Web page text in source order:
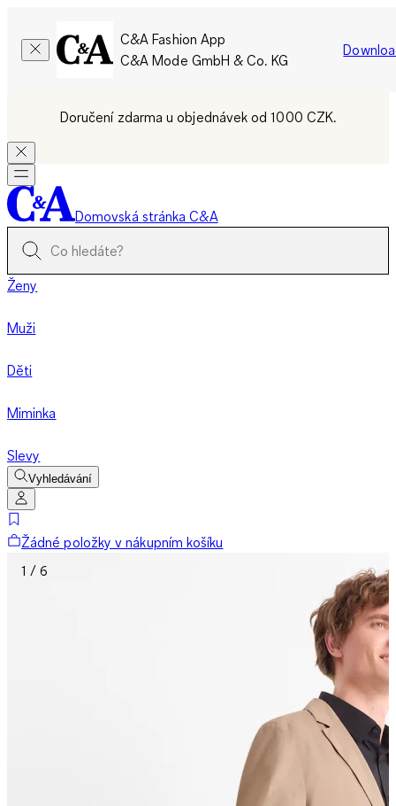
C&A Fashion App
C&A Mode GmbH & Co. KG
Doručení zdarma u objednávek od 1000 CZK.
Domovská stránka C&A
Ženy
Muži
Děti
Miminka
Slevy
Vyhledávání
Žádné položky v nákupním košíku
1 / 6